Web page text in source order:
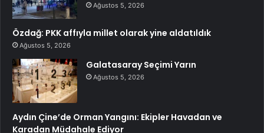
Ağustos 5, 2026
Özdağ: PKK affıyla millet olarak yine aldatıldık
Ağustos 5, 2026
Galatasaray Seçimi Yarın
Ağustos 5, 2026
Aydın Çine’de Orman Yangını: Ekipler Havadan ve
Karadan Müdahale Ediyor